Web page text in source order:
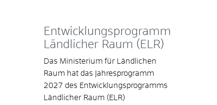
Entwicklungsprogramm
Ländlicher Raum (ELR)
Das Ministerium für Ländlichen
Raum hat das Jahresprogramm
2027 des Entwicklungsprogramms
Ländlicher Raum (ELR)